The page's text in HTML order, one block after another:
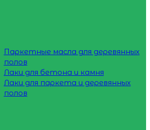
Паркетные масла для деревянных
полов
Лаки для бетона и камня
Лаки для паркета и деревянных
полов